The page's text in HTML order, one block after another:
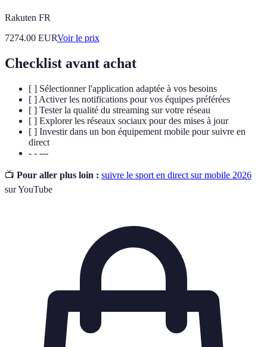
Rakuten FR
7274.00 EURVoir le prix
Checklist avant achat
[ ] Sélectionner l'application adaptée à vos besoins
[ ] Activer les notifications pour vos équipes préférées
[ ] Tester la qualité du streaming sur votre réseau
[ ] Explorer les réseaux sociaux pour des mises à jour
[ ] Investir dans un bon équipement mobile pour suivre en
direct
- - ---
📺 Pour aller plus loin : suivre le sport en direct sur mobile 2026
sur YouTube